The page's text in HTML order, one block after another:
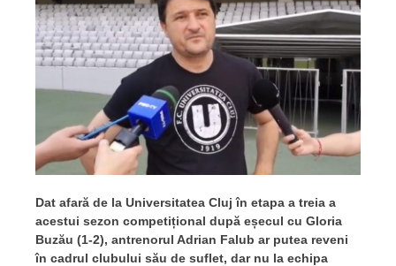
Dat afară de la Universitatea Cluj în etapa a treia a
acestui sezon competițional după eșecul cu Gloria
Buzău (1-2), antrenorul Adrian Falub ar putea reveni
în cadrul clubului său de suflet, dar nu la echipa